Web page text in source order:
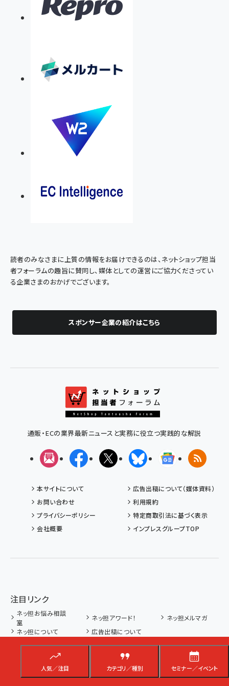
人気／注目 カテゴリ／種別 セミナー／イベント
読者のみなさまに上質の情報をお届けできるのは、ネットショップ担当
者フォーラムの趣旨に賛同し、媒体としての運営にご協力くださってい
る企業さまのおかげでございます。
スポンサー企業の紹介はこちら
通販・ECの業界最新ニュースと実務に役立つ実践的な解説
メルマガFacebookX(エックス)BlueskyGoogleニュ
RSS
本サイトについて
広告出稿について（媒体資料）
お問い合わせ
利用規約
プライバシーポリシー
特定商取引法に基づく表示
会社概要
インプレスグループTOP
注目リンク
ネッ担お悩み相談
室
ネッ担アワード！
ネッ担メルマガ
ネッ担について
広告出稿について
海外情報
海外